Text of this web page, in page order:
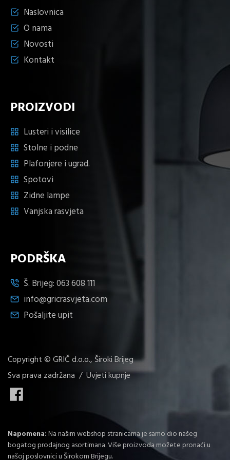
Naslovnica
O nama
Novosti
Kontakt
PROIZVODI
Lusteri i visilice
Stolne i podne
Plafonjere i ugrad.
Spotovi
Zidne lampe
Vanjska rasvjeta
PODRŠKA
Š. Brijeg:063 608 111
info@gricrasvjeta.com
Pošaljite upit
Copyright © GRIČ d.o.o., Široki Brijeg
Sva prava zadržana / Uvjeti kupnje
Napomena:Na našim webshop stranicama je samo dio našeg
bogatog prodajnog asortimana. Više proizvoda možete pronaći u
našoj poslovnici u Širokom Brijegu.